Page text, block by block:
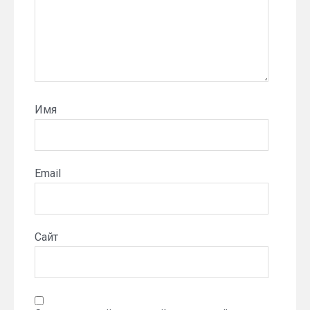
Имя
Email
Сайт